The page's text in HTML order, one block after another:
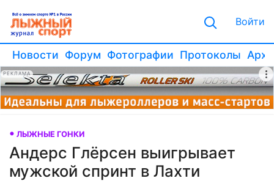
Войти
Новости Форум Фотографии Протоколы
РЕКЛАМА
ЛЫЖНЫЕ ГОНКИ
Андерс Глёрсен выигрывает
мужской спринт в Лахти